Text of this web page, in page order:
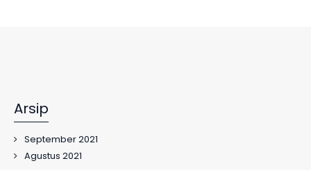
Arsip
September 2021
Agustus 2021